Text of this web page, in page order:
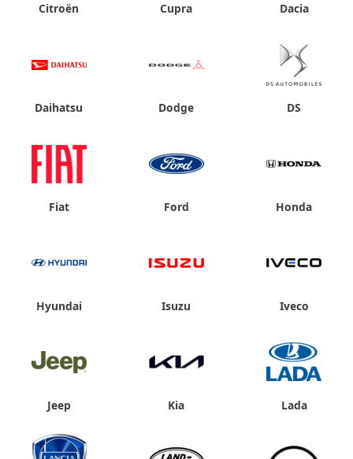
Citroën Cupra Dacia
Daihatsu Dodge DS
Fiat Ford Honda
Hyundai Isuzu Iveco
Jeep Kia Lada